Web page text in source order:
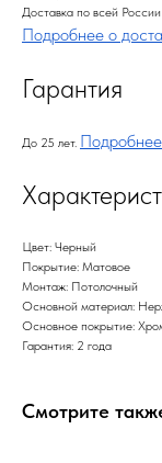
Доставка по всей России
Подробнее о
Гарантия
До 25 лет.
Цвет: Черный
Покрытие: Матовое
Монтаж: Потолочный
Основной материал:
Основное покрытие:
Гарантия: 2 года
Смотрите